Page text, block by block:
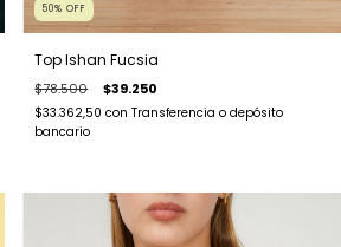
50%OFF
Top Ishan Fucsia
$78.500 $39.250
$33.362,50con Transferencia o depósito
bancario